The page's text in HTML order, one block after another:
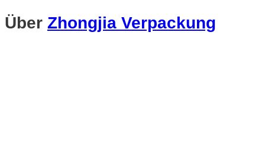
Über Zhongjia Verpackung